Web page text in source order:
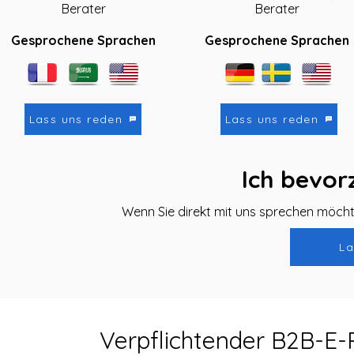
Berater
Gesprochene Sprachen
Lass uns reden
Berater
Gesprochene Sprachen
Lass uns reden
Ich
Wenn Sie direkt mit uns sprechen
Verpflichtender B2B-